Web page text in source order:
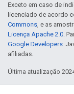
Exceto em caso de
licenciado de acordo
Commons, e as
Licença Apache 2.0.
Google Developers.
afiliadas.
Última atualização